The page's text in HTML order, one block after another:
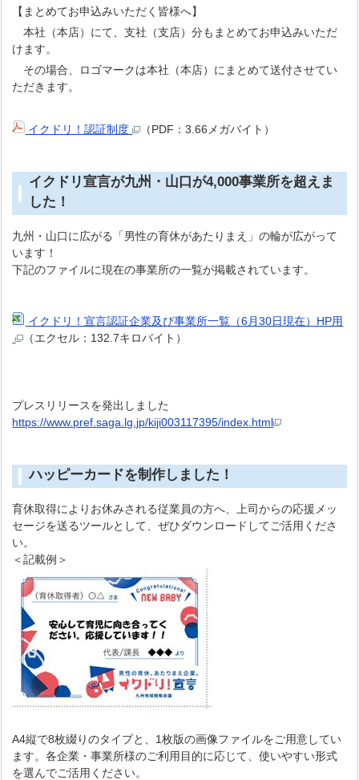
【まとめてお申込みいただく皆様へ】
本社（本店）にて、支社（支店）分もまとめてお申込みいただ
けます。
その場合、ロゴマークは本社（本店）にまとめて送付させてい
ただきます。
イクドリ！認証制度 （PDF：3.66メガバイト）
イクドリ宣言が九州・山口が4,000事業所を超えま
した！
九州・山口に広がる「男性の育休があたりまえ」の輪が広がって
います！
下記のファイルに現在の事業所の一覧が掲載されています。
イクドリ！宣言認証企業及び事業所一覧（6月30日現在）HP用
（エクセル：132.7キロバイト）
プレスリリースを発出しました
https://www.pref.saga.lg.jp/kiji003117395/index.html
ハッピーカードを制作しました！
育休取得によりお休みされる従業員の方へ、上司からの応援メッ
セージを送るツールとして、ぜひダウンロードしてご活用くださ
い。
＜記載例＞
A4縦で8枚綴りのタイプと、1枚版の画像ファイルをご用意してい
ます。各企業・事業所様のご利用目的に応じて、使いやすい形式
を選んでご活用ください。